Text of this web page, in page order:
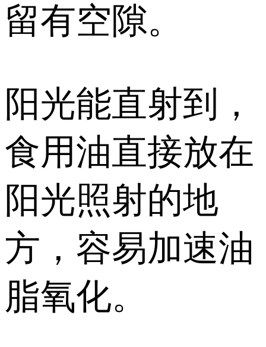
留有空隙。
阳光能直射到，
食用油直接放在
阳光照射的地
方，容易加速油
脂氧化。